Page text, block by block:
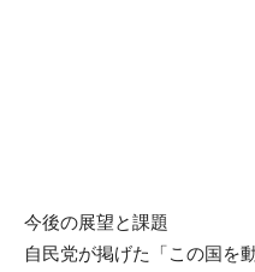
今後の展望と課題
自民党が掲げた「この国を